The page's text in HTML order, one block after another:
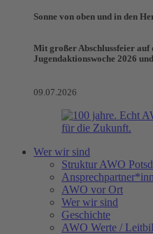
Sonne von oben und in den
Mit großer Abschlussfeier auf
Jugendaktionswoche 2026
09.07.2026
Wer wir sind
Struktur AWO
AWO vor Ort
Wer wir sind
Geschichte
AWO Werte /